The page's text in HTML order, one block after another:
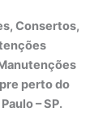
Consertos,
perto do
– SP.